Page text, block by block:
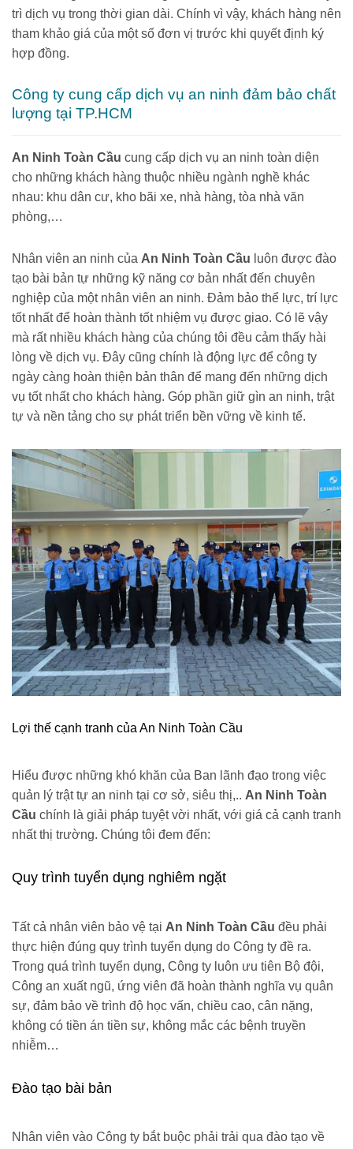
trì dịch vụ trong thời gian dài. Chính vì vậy, khách hàng nên
tham khảo giá của một số đơn vị trước khi quyết định ký
hợp đồng.
Công ty cung cấp dịch vụ an ninh đảm bảo chất
lượng tại TP.HCM
An Ninh Toàn Cầu cung cấp dịch vụ an ninh toàn diện
cho những khách hàng thuộc nhiều ngành nghề khác
nhau: khu dân cư, kho bãi xe, nhà hàng, tòa nhà văn
phòng,…
Nhân viên an ninh của An Ninh Toàn Cầu luôn được đào
tạo bài bản tự những kỹ năng cơ bản nhất đến chuyên
nghiệp của một nhân viên an ninh. Đảm bảo thể lực, trí lực
tốt nhất để hoàn thành tốt nhiệm vụ được giao. Có lẽ vậy
mà rất nhiều khách hàng của chúng tôi đều cảm thấy hài
lòng về dịch vụ. Đây cũng chính là động lực để công ty
ngày càng hoàn thiện bản thân để mang đến những dịch
vụ tốt nhất cho khách hàng. Góp phần giữ gìn an ninh, trật
tự và nền tảng cho sự phát triển bền vững về kinh tế.
Lợi thế cạnh tranh của An Ninh Toàn Cầu
Hiểu được những khó khăn của Ban lãnh đạo trong việc
quản lý trật tự an ninh tại cơ sở, siêu thị,.. An Ninh Toàn
Cầu chính là giải pháp tuyệt vời nhất, với giá cả cạnh tranh
nhất thị trường. Chúng tôi đem đến:
Quy trình tuyển dụng nghiêm ngặt
Tất cả nhân viên bảo vệ tại An Ninh Toàn Cầu đều phải
thực hiện đúng quy trình tuyển dụng do Công ty đề ra.
Trong quá trình tuyển dụng, Công ty luôn ưu tiên Bộ đội,
Công an xuất ngũ, ứng viên đã hoàn thành nghĩa vụ quân
sự, đảm bảo về trình độ học vấn, chiều cao, cân nặng,
không có tiền án tiền sự, không mắc các bệnh truyền
nhiễm…
Đào tạo bài bản
Nhân viên vào Công ty bắt buộc phải trải qua đào tạo về